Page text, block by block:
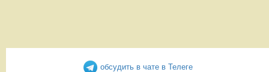
обсудить в чате в Телеге